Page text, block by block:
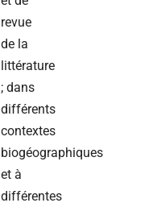
revue
de la
littérature
; dans
différents
contextes
biogéographiques
et à
différentes